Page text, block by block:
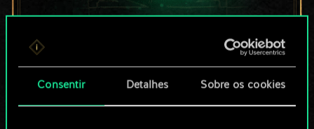
Consentir Detalhes Sobre os cookies
Por enquanto, isto é
apenas um conjunto
de cartas